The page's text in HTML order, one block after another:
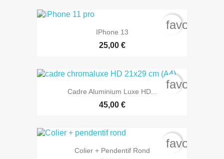
IPhone 13
25,00 €
Cadre Aluminium Luxe HD...
45,00 €
Colier + Pendentif Rond